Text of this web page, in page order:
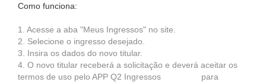
Como funciona:
1. Acesse a aba "Meus Ingressos" no site.
2. Selecione o ingresso desejado.
3. Insira os dados do novo titular.
4. O novo titular receberá a solicitação e deverá aceitar os
termos de uso pelo APP Q2 Ingressos para